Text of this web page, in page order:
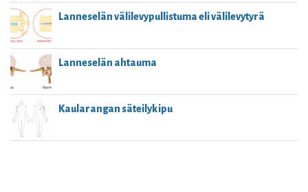
Lanneselän välilevypullistuma eli välilevytyrä
Lanneselän ahtauma
Kaularangan säteilykipu